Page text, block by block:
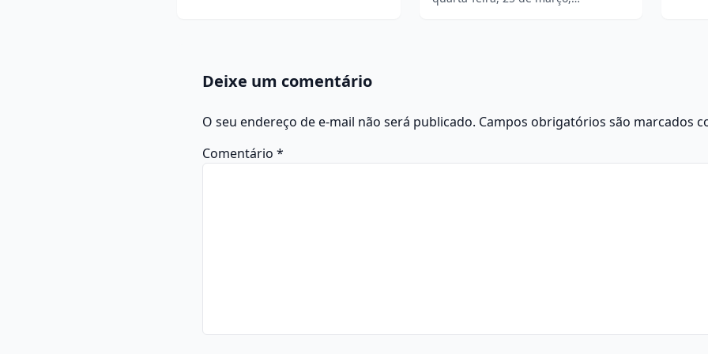
Deixe um comentário
O seu endereço de e-mail não será publicado. Campos obrigatórios são marcados
Comentário *